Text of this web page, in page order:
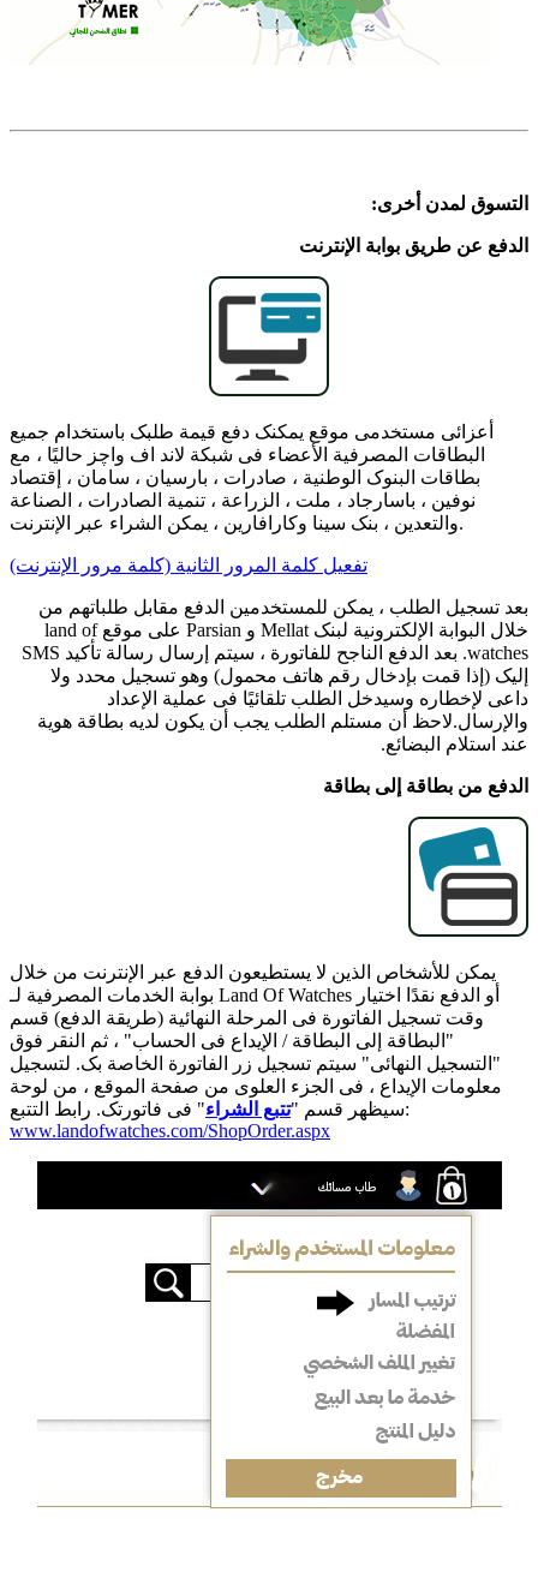
التسوق لمدن أخرى:
الدفع عن طریق بوابة الإنترنت
أعزائی مستخدمی موقع یمکنک دفع قیمة طلبک باستخدام جمیع
البطاقات المصرفیة الأعضاء فی شبکة لاند اف واچز حالیًا ، مع
بطاقات البنوک الوطنیة ، صادرات ، بارسیان ، سامان ، إقتصاد
نوفین ، باسارجاد ، ملت ، الزراعة ، تنمیة الصادرات ، الصناعة
والتعدین ، بنک سینا ​​وکارافارین ، یمکن الشراء عبر الإنترنت.
تفعیل کلمة المرور الثانیة (کلمة مرور الإنترنت)
بعد تسجیل الطلب ، یمکن للمستخدمین الدفع مقابل طلباتهم من
خلال البوابة الإلکترونیة لبنک Mellat و Parsian على موقع land of
watches. بعد الدفع الناجح للفاتورة ، سیتم إرسال رسالة تأکید SMS
إلیک (إذا قمت بإدخال رقم هاتف محمول) وهو تسجیل محدد ولا
داعی لإخطاره وسیدخل الطلب تلقائیًا فی عملیة الإعداد
والإرسال.لاحظ أن مستلم الطلب یجب أن یکون لدیه بطاقة هویة
عند استلام البضائع.
الدفع من بطاقة إلى بطاقة
یمکن للأشخاص الذین لا یستطیعون الدفع عبر الإنترنت من خلال
بوابة الخدمات المصرفیة لـ Land Of Watches أو الدفع نقدًا اختیار
وقت تسجیل الفاتورة فی المرحلة النهائیة (طریقة الدفع) قسم
"البطاقة إلى البطاقة / الإیداع فی الحساب" ، ثم النقر فوق
"التسجیل النهائی" سیتم تسجیل زر الفاتورة الخاصة بک. لتسجیل
معلومات الإیداع ، فی الجزء العلوی من صفحة الموقع ، من لوحة
سیظهر قسم "تتبع الشراء
" فی فاتورتک. رابط التتبع:
www.landofwatches.com/ShopOrder.aspx